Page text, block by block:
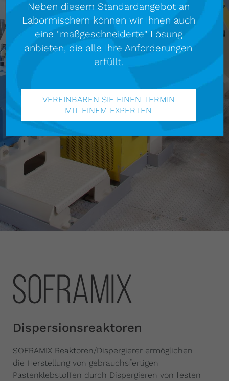
Neben diesem Standardangebot an
Labormischern können wir Ihnen auch
eine "maßgeschneiderte" Lösung
anbieten, die alle Ihre Anforderungen
erfüllt.
VEREINBAREN SIE EINEN TERMIN
MIT EINEM EXPERTEN
Dispersionsreaktoren
SOFRAMIX Reaktoren/Dispergierer ermöglichen
die Herstellung von gebrauchsfertigen
Pastenklebstoffen durch Dispergieren von festen